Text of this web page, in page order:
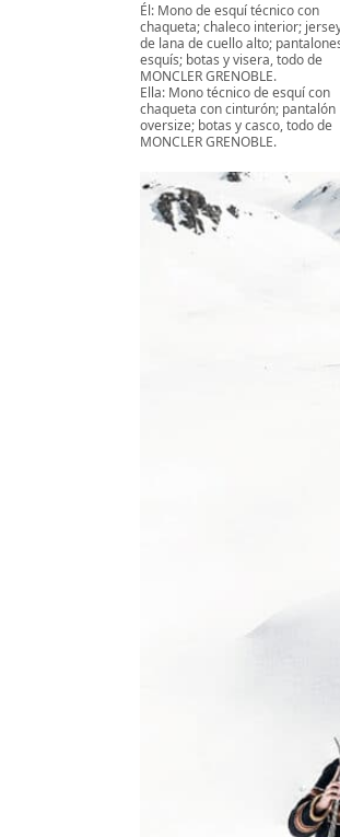
Él: Mono de esquí técnico con
chaqueta; chaleco interior;
de lana de cuello alto;
esquís; botas y visera, todo de
MONCLER GRENOBLE.
Ella: Mono técnico de esquí con
chaqueta con cinturón; pantalón
oversize; botas y casco, todo de
MONCLER GRENOBLE.